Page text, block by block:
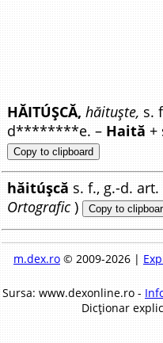
HĂITÚȘCĂ, hăituște, s.
d********e. – Haită +
Copy to clipboard
hăitúșcă s. f., g.-d. art.
Ortografic ) Copy to
m.dex.ro© 2009-2026 |
Sursa: www.dexonline.ro -
Dicționar